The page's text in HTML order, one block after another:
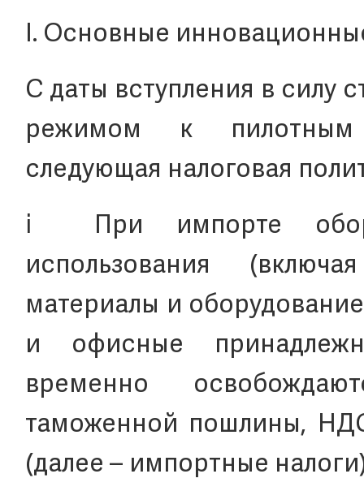
I. Основные
С даты вступления в силу
режимом к пилотным
следующая налоговая
ⅰ При импорте
использования
материалы и
и офисные
временно
таможенной пошлины,
(далее – импортные